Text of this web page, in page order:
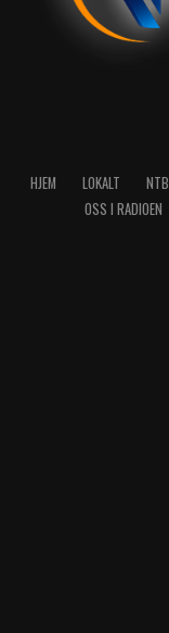
HJEM LOKALT NTB
OSS I RADIOEN